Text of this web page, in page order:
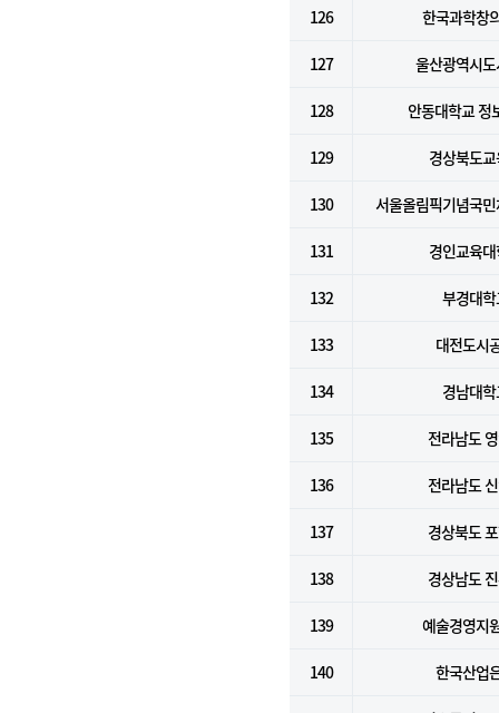
126 한국과학창
127 울산광역시
128 안동대학교 정
129 경상북도
130 서울올림픽기념국
131 경인교육
132 부경대
133 대전도시
134 경남대
135 전라남도
136 전라남도
137 경상북도
138 경상남도
139 예술경영지
140 한국산업